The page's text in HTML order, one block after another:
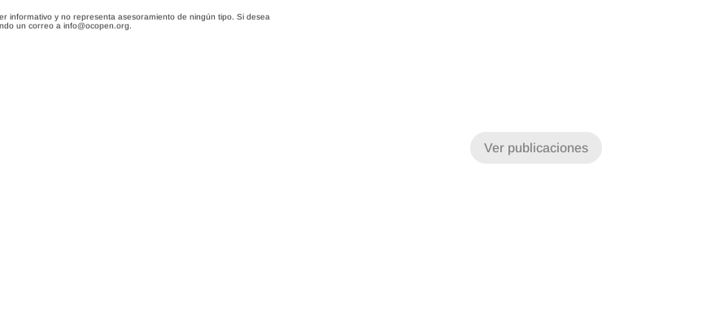
informativo y no representa asesoramiento de ningún tipo. Si desea
un correo a info@ocopen.org.
Ver publicaciones